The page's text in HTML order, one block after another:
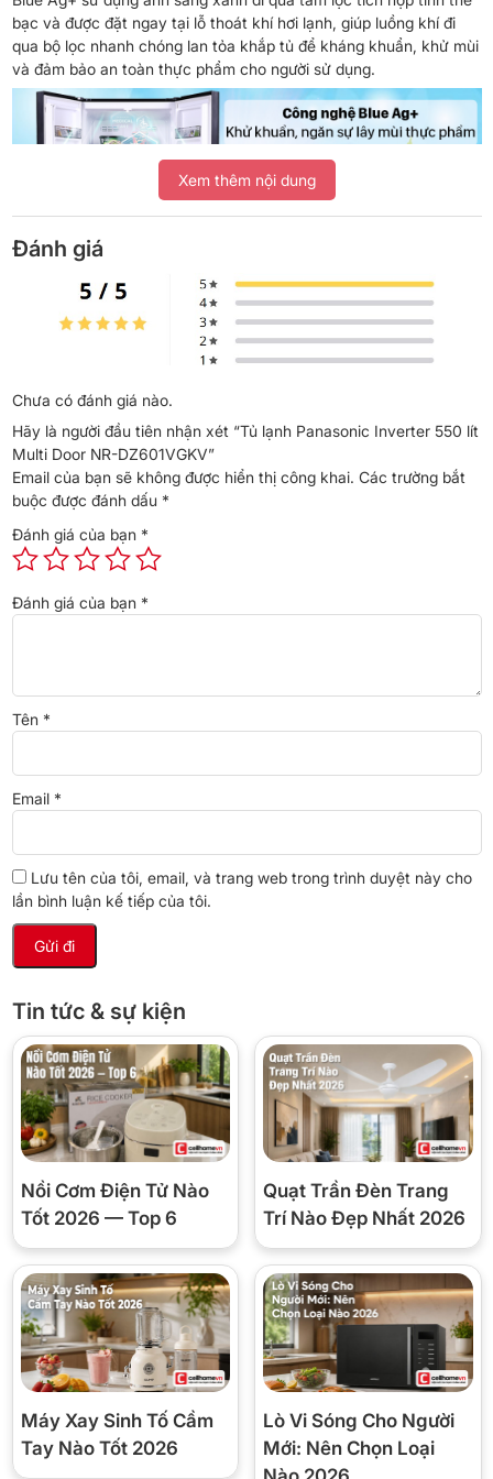
bạc và được đặt ngay tại lỗ thoát khí hơi lạnh, giúp luồng khí đi
qua bộ lọc nhanh chóng lan tỏa khắp tủ để kháng khuẩn, khử mùi
và đảm bảo an toàn thực phẩm cho người sử dụng.
khuẩn tụ cầu vàng Staphylococcus aureus, nguyên nhân gây
bệnh đường ruột và kích ứng da, đã được cấp chứng nhận bởi
Sudsachsen Wasser (Đức).
Xem thêm nội dung
Đánh giá
Chưa có đánh giá nào.
Hãy là người đầu tiên nhận xét “Tủ lạnh Panasonic Inverter 550 lít
Multi Door NR-DZ601VGKV”
Email của bạn sẽ không được hiển thị công khai. Các trường bắt
buộc được đánh dấu *
Đánh giá của bạn *
Đánh giá của bạn *
Tên *
Email *
Lưu tên của tôi, email, và trang web trong trình duyệt này cho
lần bình luận kế tiếp của tôi.
Tin tức & sự kiện
Nồi Cơm Điện Tử Nào
Tốt 2026 — Top 6
Quạt Trần Đèn Trang
Trí Nào Đẹp Nhất 2026
Máy Xay Sinh Tố Cầm
Tay Nào Tốt 2026
Lò Vi Sóng Cho Người
Mới: Nên Chọn Loại